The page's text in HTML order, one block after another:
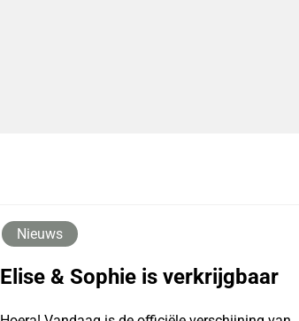
Nieuws
Elise & Sophie is verkrijgbaar